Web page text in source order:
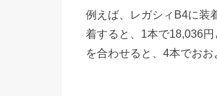
例えば、レガシィB4に装
着すると、1本で18,036
を合わせると、4本でおお